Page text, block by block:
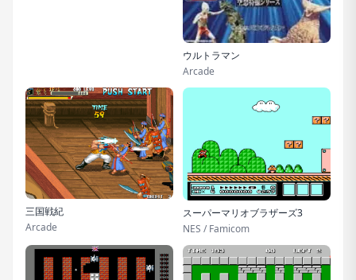
ウルトラマン
Arcade
三国戦紀
Arcade
スーパーマリオブラザーズ3
NES / Famicom